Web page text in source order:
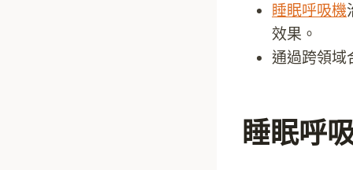
睡眠呼吸機
效果。
通過跨領域
睡眠呼